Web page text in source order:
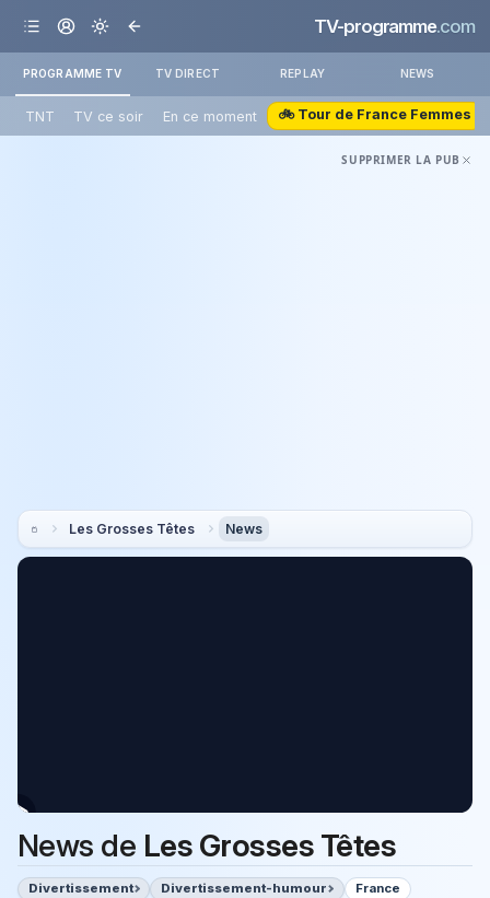
TV-programme.com
PROGRAMME TV TV DIRECT REPLAY NEWS
TNT TV ce soir En ce moment 🚲 Tour de France Femmes
SUPPRIMER LA PUB
Les Grosses Têtes News
News de Les Grosses Têtes
Divertissement Divertissement-humour France